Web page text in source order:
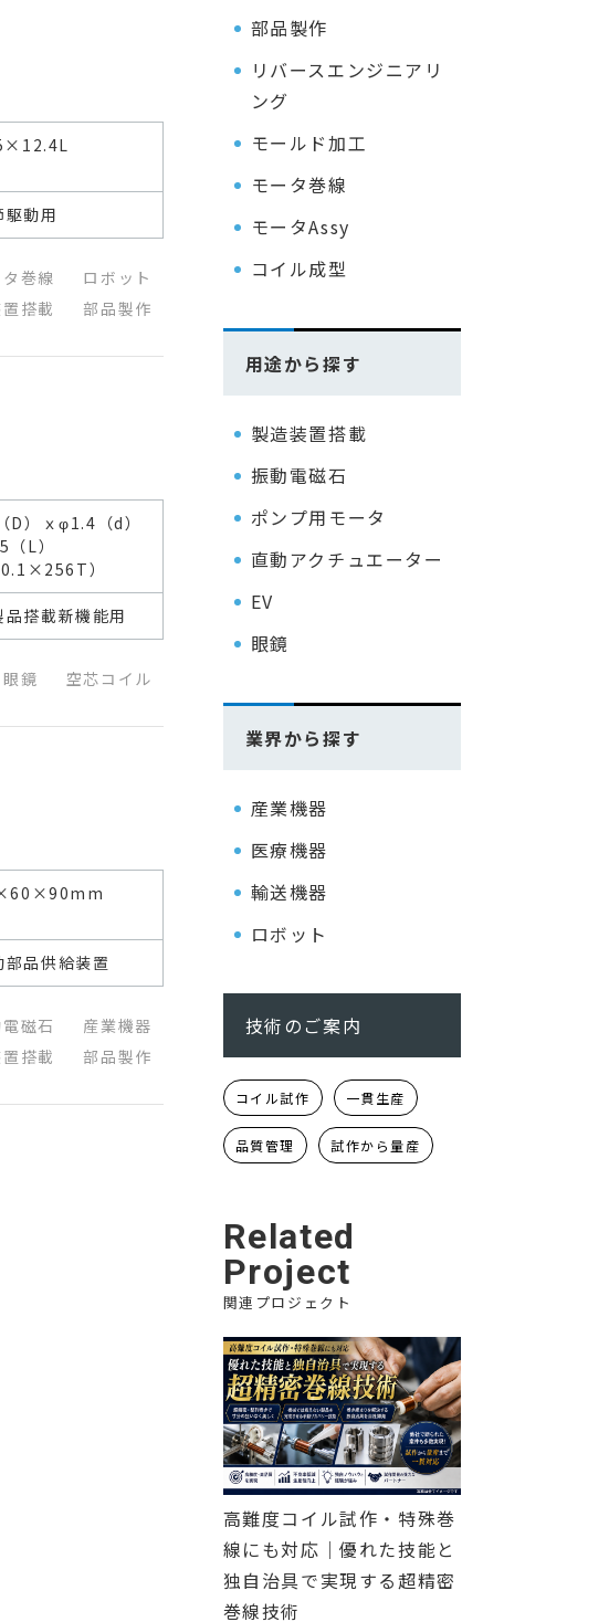
駆動用
巻線
ロボット
搭載 部品製作
D）ｘφ1.4（d）
（L）
）
品搭載新機能用
眼鏡 空芯コイル
部品供給装置
磁石
産業機器
搭載 部品製作
部品製作
リバースエンジニアリ
ング
モールド加工
モータ巻線
モータAssy
コイル成型
用途から探す
製造装置搭載
振動電磁石
ポンプ用モータ
直動アクチュエーター
EV
眼鏡
業界から探す
産業機器
医療機器
輸送機器
ロボット
技術のご案内
コイル試作 一貫生産
品質管理 試作から量産
Related
Project
関連プロジェクト
高難度コイル試作・特殊巻
線にも対応｜優れた技能と
独自治具で実現する超精密
巻線技術